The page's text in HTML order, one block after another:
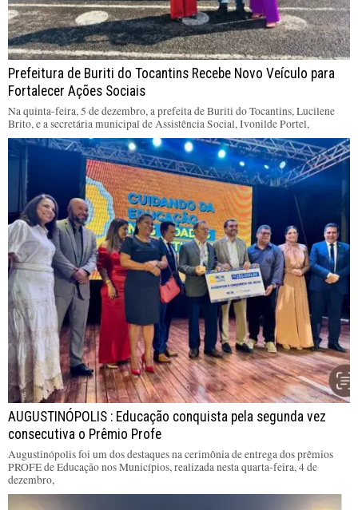
Prefeitura de Buriti do Tocantins Recebe Novo Veículo para
Fortalecer Ações Sociais
Na quinta-feira, 5 de dezembro, a prefeita de Buriti do Tocantins, Lucilene
Brito, e a secretária municipal de Assistência Social, Ivonilde Portel,
AUGUSTINÓPOLIS : Educação conquista pela segunda vez
consecutiva o Prêmio Profe
Augustinópolis foi um dos destaques na cerimônia de entrega dos prêmios
PROFE de Educação nos Municípios, realizada nesta quarta-feira, 4 de
dezembro,